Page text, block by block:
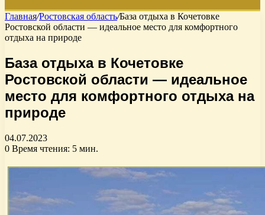
Главная/Ростовская область/База отдыха в Кочетовке
Ростовской области — идеальное место для комфортного
отдыха на природе
База отдыха в Кочетовке
Ростовской области — идеальное
место для комфортного отдыха на
природе
04.07.2023
0 Время чтения: 5 мин.